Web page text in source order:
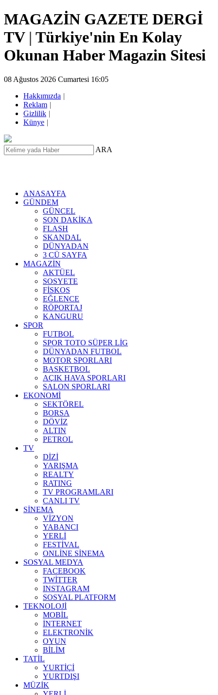
MAGAZİN GAZETE DERGİ
TV | Türkiye'nin En Kolay
Okunan Haber Magazin Sitesi
08 Ağustos 2026 Cumartesi 16:05
Hakkımızda |
Reklam |
Gizlilik |
Künye |
ARA
ANASAYFA
GÜNDEM
GÜNCEL
SON DAKİKA
FLASH
SKANDAL
DÜNYADAN
3 CÜ SAYFA
MAGAZİN
AKTÜEL
SOSYETE
FİSKOS
EĞLENCE
RÖPORTAJ
KANGURU
SPOR
FUTBOL
SPOR TOTO SÜPER LİG
DÜNYADAN FUTBOL
MOTOR SPORLARI
BASKETBOL
AÇIK HAVA SPORLARI
SALON SPORLARI
EKONOMİ
SEKTÖREL
BORSA
DÖVİZ
ALTIN
PETROL
TV
DİZİ
YARIŞMA
REALTY
RATING
TV PROGRAMLARI
CANLI TV
SİNEMA
VİZYON
YABANCI
YERLİ
FESTİVAL
ONLİNE SİNEMA
SOSYAL MEDYA
FACEBOOK
TWİTTER
INSTAGRAM
SOSYAL PLATFORM
TEKNOLOJİ
MOBİL
İNTERNET
ELEKTRONİK
OYUN
BİLİM
TATİL
YURTİÇİ
YURTDIŞI
MÜZİK